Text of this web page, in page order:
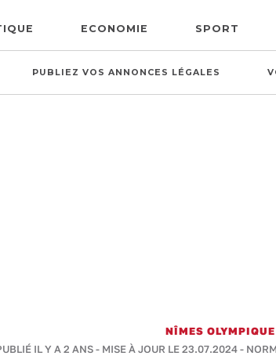
ECONOMIE SPORT
PUBLIEZ VOS ANNONCES LÉGALES
NÎMES OLYMPIQUE
IL Y A 2 ANS - MISE À JOUR LE 23.07.2024 -